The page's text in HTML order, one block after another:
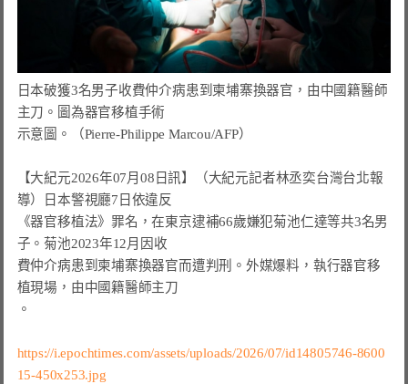
日本破獲3名男子收費仲介病患到柬埔寨換器官，由中國籍醫師
主刀。圖為器官移植手術
示意圖。（Pierre-Philippe Marcou/AFP）
【大紀元2026年07月08日訊】（大紀元記者林丞奕台灣台北報
導）日本警視廳7日依違反
《器官移植法》罪名，在東京逮補66歲嫌犯菊池仁達等共3名男
子。菊池2023年12月因收
費仲介病患到柬埔寨換器官而遭判刑。 外媒爆料，執行器官移
。
https://i.epochtimes.com/assets/uploads/2026/07/id14805746-8600
15-450x253.jpg